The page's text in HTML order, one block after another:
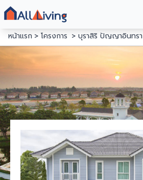
หน้าแรก
โครงการ บุราสิริ ปัญญาอินทรา